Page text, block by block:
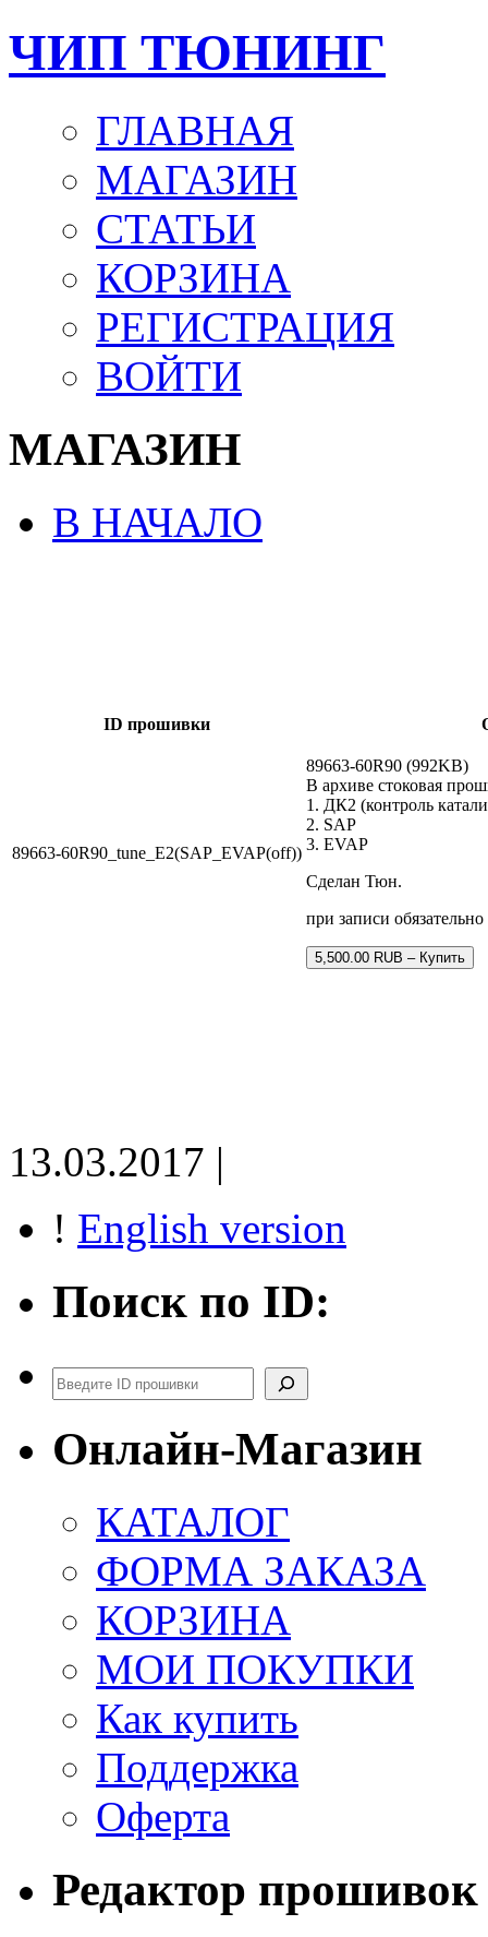
ЧИП ТЮНИНГ
ГЛАВНАЯ
МАГАЗИН
СТАТЬИ
КОРЗИНА
РЕГИСТРАЦИЯ
ВОЙТИ
МАГАЗИН
В НАЧАЛО
ID прошивки
89663-60R90_tune_E2(SAP_EVAP(off))
89663-60R90 (992KB)
В архиве стоковая
1. ДК2 (контроль
2. SAP
3. EVAP
Сделан Тюн.
при записи
5,500.00 RUB – Купить
13.03.2017 |
! English version
Поиск по ID:
Поиск
Онлайн-Магазин
КАТАЛОГ
ФОРМА ЗАКАЗА
КОРЗИНА
МОИ ПОКУПКИ
Как купить
Поддержка
Оферта
Редактор прошивок